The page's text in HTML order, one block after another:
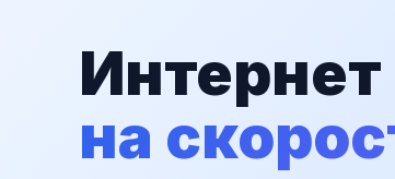
Интернет
на